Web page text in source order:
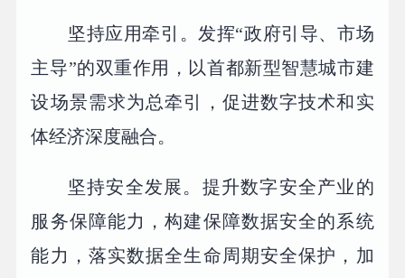
坚持应用牵引。发挥“政府引导、市场
主导”的双重作用，以首都新型智慧城市建
设场景需求为总牵引，促进数字技术和实
体经济深度融合。
坚持安全发展。提升数字安全产业的
服务保障能力，构建保障数据安全的系统
能力，落实数据全生命周期安全保护，加